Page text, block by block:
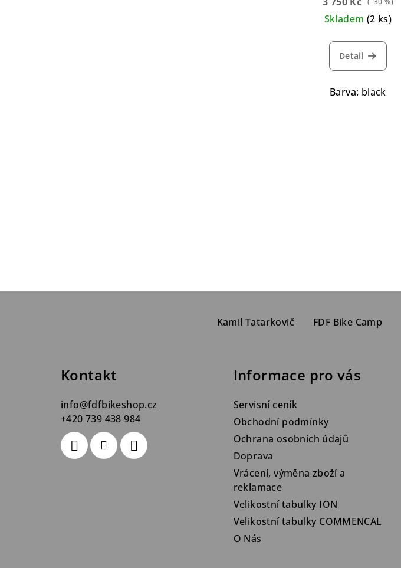
Skladem (2 ks)
Detail
Barva: black
Kamil Tatarkovič FDF Bike Camp
Kontakt
info@fdfbikeshop.cz
+420 739 438 984
Informace pro vás
Servisní ceník
Obchodní podmínky
Ochrana osobních údajů
Doprava
Vrácení, výměna zboží a
reklamace
Velikostní tabulky ION
Velikostní tabulky COMMENCAL
O Nás